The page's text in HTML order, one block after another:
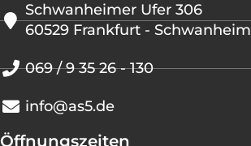
Schwanheimer Ufer 306
60529 Frankfurt - Schwanheim
069 / 9 35 26 - 130
info@as5.de
Öffnungszeiten